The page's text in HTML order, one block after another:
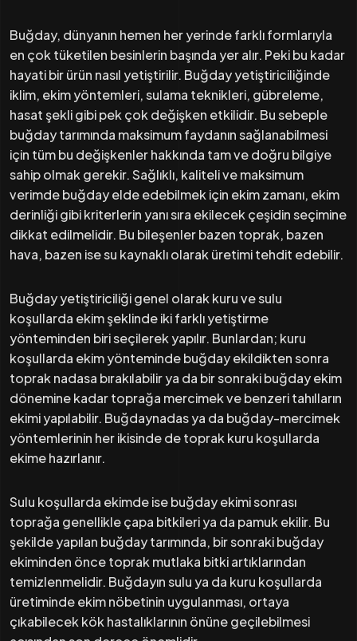
Buğday, dünyanın hemen her yerinde farklı formlarıyla
en çok tüketilen besinlerin başında yer alır. Peki bu kadar
hayati bir ürün nasıl yetiştirilir. Buğday yetiştiriciliğinde
iklim, ekim yöntemleri, sulama teknikleri, gübreleme,
hasat şekli gibi pek çok değişken etkilidir. Bu sebeple
buğday tarımında maksimum faydanın sağlanabilmesi
için tüm bu değişkenler hakkında tam ve doğru bilgiye
sahip olmak gerekir. Sağlıklı, kaliteli ve maksimum
verimde buğday elde edebilmek için ekim zamanı, ekim
derinliği gibi kriterlerin yanı sıra ekilecek çeşidin seçimine
dikkat edilmelidir. Bu bileşenler bazen toprak, bazen
hava, bazen ise su kaynaklı olarak üretimi tehdit edebilir.
Buğday yetiştiriciliği genel olarak kuru ve sulu
koşullarda ekim şeklinde iki farklı yetiştirme
yönteminden biri seçilerek yapılır. Bunlardan; kuru
koşullarda ekim yönteminde buğday ekildikten sonra
toprak nadasa bırakılabilir ya da bir sonraki buğday ekim
dönemine kadar toprağa mercimek ve benzeri tahılların
ekimi yapılabilir. Buğdaynadas ya da buğday-mercimek
yöntemlerinin her ikisinde de toprak kuru koşullarda
ekime hazırlanır.
Sulu koşullarda ekimde ise buğday ekimi sonrası
toprağa genellikle çapa bitkileri ya da pamuk ekilir. Bu
şekilde yapılan buğday tarımında, bir sonraki buğday
ekiminden önce toprak mutlaka bitki artıklarından
temizlenmelidir. Buğdayın sulu ya da kuru koşullarda
üretiminde ekim nöbetinin uygulanması, ortaya
çıkabilecek kök hastalıklarının önüne geçilebilmesi